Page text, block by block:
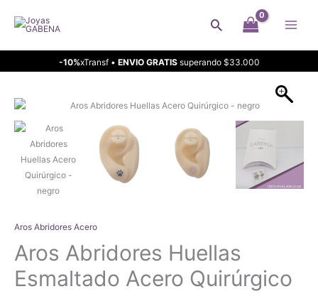
Buscar
-10%xTransf • ENVIO GRATISsuperando $33.000
Aros Abridores Acero
Aros Abridores Huellas
Esmaltado Acero Quirúrgico